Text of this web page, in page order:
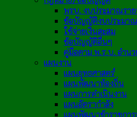
พรบ. งบประมาณราย
ข้อบัญญัติงบประมาณ
ใช้จ่ายเงินสะสม
ข้อบัญญัติอื่นๆ
คู่มือตาม พ.ร.บ. อำน
แผนงาน
แผนยุทธศาสตร์
แผนพัฒนาท้องถิ่น
แผนการดำเนินงาน
แผนอัตรากำลัง
แผนพัฒนาข้าราชกา